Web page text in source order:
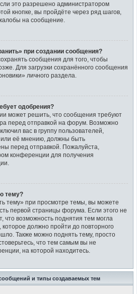
это разрешено администратором
кнопке, вы пройдёте через ряд шагов,
на сообщение.
при создании сообщения?
сообщения для того, чтобы
Для загрузки сохранённого сообщения
личного раздела.
одобрения?
может решить, что сообщения требуют
перед отправкой на форум. Возможно
вас в группу пользователей,
её мнению, должны быть
перед отправкой. Пожалуйста,
конференции для получения
тему?
тему» при просмотре темы, вы можете
первой страницы форума. Если этого не
что возможность поднятия тем могла
должно пройти до повторного
Также можно поднять тему, просто
что тем самым вы не
на которой находитесь.
и типы создаваемых тем